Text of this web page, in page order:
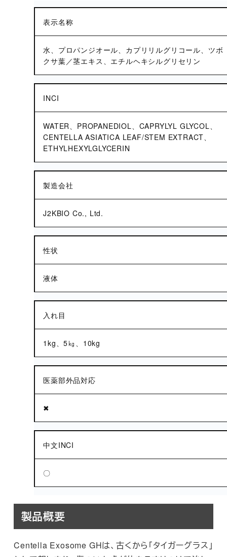
表示名称
水、プロパンジオール、カプリリルグリコール、ツボ
クサ葉／茎エキス、エチルヘキシルグリセリン
INCI
WATER、PROPANEDIOL、CAPRYLYL GLYCOL、
CENTELLA ASIATICA LEAF/STEM EXTRACT、
ETHYLHEXYLGLYCERIN
製造会社
J2KBIO Co., Ltd.
性状
液体
入れ目
1kg、5㎏、10kg
医薬部外品対応
✖
中文INCI
〇
製品概要
Centella Exosome GHは、古くから「タイガーグラス」